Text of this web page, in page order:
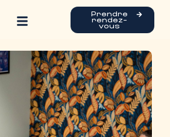
Prendre
rendez-
vous
des conflits